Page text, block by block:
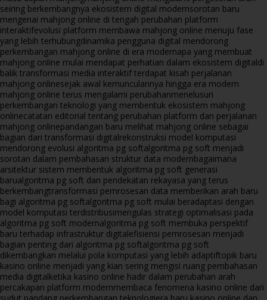
seiring berkembangnya ekosistem digital modernsorotan baru
mengenai mahjong online di tengah perubahan platform
interaktifevolusi platform membawa mahjong online menuju fase
yang lebih terhubungdinamika pengguna digital mendorong
perkembangan mahjong online di era modernapa yang membuat
mahjong online mulai mendapat perhatian dalam ekosistem digitaldi
balik transformasi media interaktif terdapat kisah perjalanan
mahjong onlinesejak awal kemunculannya hingga era modern
mahjong online terus mengalami perubahanmenelusuri
perkembangan teknologi yang membentuk ekosistem mahjong
onlinecatatan editorial tentang perubahan platform dan perjalanan
mahjong onlinepandangan baru melihat mahjong online sebagai
bagian dari transformasi digitalrekonstruksi model komputasi
mendorong evolusi algoritma pg softalgoritma pg soft menjadi
sorotan dalam pembahasan struktur data modernbagaimana
arsitektur sistem membentuk algoritma pg soft generasi
barualgoritma pg soft dan pendekatan rekayasa yang terus
berkembangtransformasi pemrosesan data memberikan arah baru
bagi algoritma pg softalgoritma pg soft mulai beradaptasi dengan
model komputasi terdistribusimengulas strategi optimalisasi pada
algoritma pg soft modernalgoritma pg soft membuka perspektif
baru terhadap infrastruktur digitalefisiensi pemrosesan menjadi
bagian penting dari algoritma pg softalgoritma pg soft
dikembangkan melalui pola komputasi yang lebih adaptiftopik baru
kasino online menjadi yang kian sering mengisi ruang pembahasan
media digitalketika kasino online hadir dalam perubahan arah
percakapan platform modernmembaca fenomena kasino online dari
sudut pandang perkembangan teknologiera baru kasino online dan